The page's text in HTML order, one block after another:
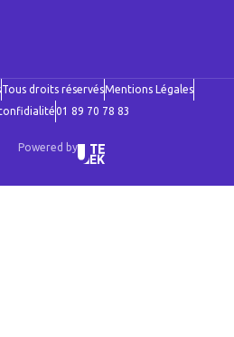
Tous droits réservésMentions Légales
01 89 70 78 83
Powered by